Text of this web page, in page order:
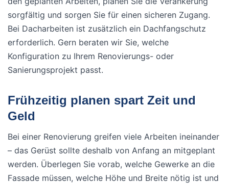
sorgfältig und sorgen Sie für einen sicheren Zugang.
Bei Dacharbeiten ist zusätzlich ein Dachfangschutz
erforderlich. Gern beraten wir Sie, welche
Konfiguration zu Ihrem Renovierungs- oder
Sanierungsprojekt passt.
Frühzeitig planen spart Zeit und
Geld
Bei einer Renovierung greifen viele Arbeiten ineinander
– das Gerüst sollte deshalb von Anfang an mitgeplant
werden. Überlegen Sie vorab, welche Gewerke an die
Fassade müssen, welche Höhe und Breite nötig ist und